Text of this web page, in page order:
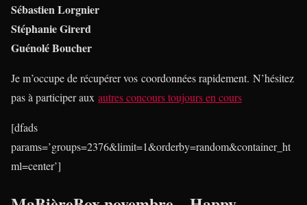
Sébastien Lorgnier
Stéphanie Girerd
Guénolé Boucher
Je m’occupe de récupérer vos coordonnées rapidement. N’hésitez
pas à participer aux autres concours toujours en cours
[dfads
params=’groups=2376&limit=1&orderby=random&container_ht
ml=center’]